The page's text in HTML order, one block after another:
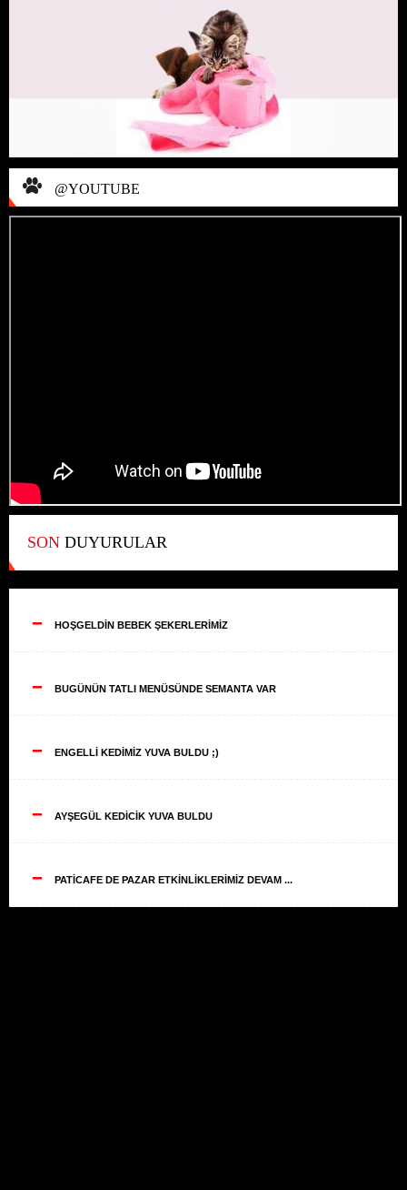
@YOUTUBE
SON DUYURULAR
-- HOŞGELDİN BEBEK ŞEKERLERİMİZ
-- BUGÜNÜN TATLI MENÜSÜNDE SEMANTA VAR
-- ENGELLİ KEDİMİZ YUVA BULDU ;)
-- AYŞEGÜL KEDİCİK YUVA BULDU
-- PATİCAFE DE PAZAR ETKİNLİKLERİMİZ DEVAM ...